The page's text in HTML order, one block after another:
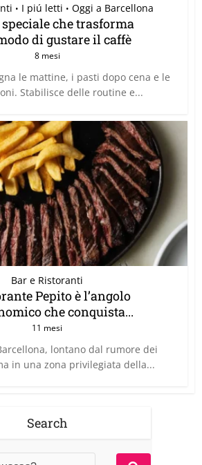
• I piú letti • Oggi a Barcellona
che trasforma
di gustare il caffè
8 mesi
le mattine, i pasti dopo cena e le
Stabilisce delle routine e...
Bar e Ristoranti
Pepito è l’angolo
che conquista...
11 mesi
lontano dal rumore dei
in una zona privilegiata della...
Search